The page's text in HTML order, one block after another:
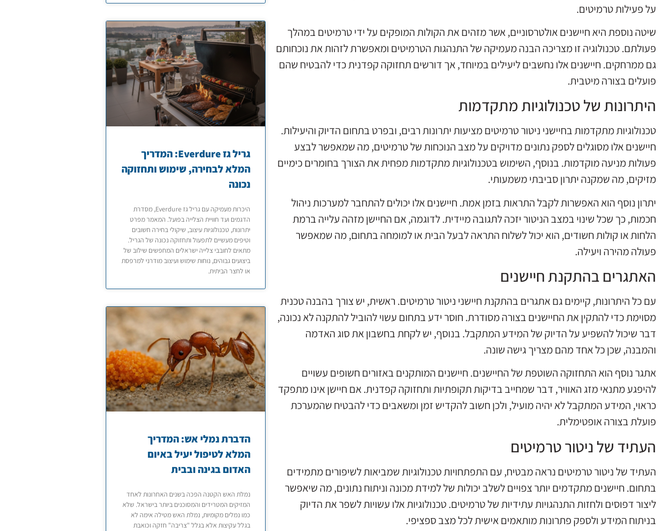
על פעילות טרמיטים.
שיטה נוספת היא חיישנים אולטרסוניים, אשר מזהים את הקולות המופקים על ידי טרמיטים במהלך
פעולתם. טכנולוגיה זו מצריכה הבנה מעמיקה של התנהגות הטרמיטים ומאפשרת לזהות את נוכחותם
גם ממרחקים. חיישנים אלו נחשבים ליעילים במיוחד, אך דורשים תחזוקה קפדנית כדי להבטיח שהם
פועלים בצורה מיטבית.
היתרונות של טכנולוגיות מתקדמות
טכנולוגיות מתקדמות בחיישני ניטור טרמיטים מציעות יתרונות רבים, ובפרט בתחום הדיוק והיעילות.
חיישנים אלו מסוגלים לספק נתונים מדויקים על מצב הנוכחות של טרמיטים, מה שמאפשר לבצע
פעולות מניעה מוקדמות. בנוסף, השימוש בטכנולוגיות מתקדמות מפחית את הצורך בחומרים כימיים
מזיקים, מה שמקנה יתרון סביבתי משמעותי.
יתרון נוסף הוא האפשרות לקבל התראות בזמן אמת. חיישנים אלו יכולים להתחבר למערכות ניהול
חכמות, כך שכל שינוי במצב הניטור יזכה לתגובה מיידית. לדוגמה, אם החיישן מזהה עלייה ברמת
הלחות או קולות חשודים, הוא יכול לשלוח התראה לבעל הבית או למומחה בתחום, מה שמאפשר
פעולה מהירה ויעילה.
האתגרים בהתקנת חיישנים
עם כל היתרונות, קיימים גם אתגרים בהתקנת חיישני ניטור טרמיטים. ראשית, יש צורך בהבנה טכנית
מסוימת כדי להתקין את החיישנים בצורה מסודרת. חוסר ידע בתחום עשוי להוביל להתקנה לא נכונה,
דבר שיכול להשפיע על הדיוק של המידע המתקבל. בנוסף, יש לקחת בחשבון את סוג האדמה
והמבנה, שכן כל אחד מהם מצריך גישה שונה.
אתגר נוסף הוא התחזוקה השוטפת של החיישנים. חיישנים המותקנים באזורים חשופים עשויים
להיפגע מתנאי מזג האוויר, דבר שמחייב בדיקות תקופתיות ותחזוקה קפדנית. אם חיישן אינו מתפקד
כראוי, המידע המתקבל לא יהיה מועיל, ולכן חשוב להקדיש זמן ומשאבים כדי להבטיח שהמערכת
פועלת בצורה אופטימלית.
העתיד של ניטור טרמיטים
העתיד של ניטור טרמיטים נראה מבטיח, עם התפתחויות טכנולוגיות שמביאות לשיפורים מתמידים
בתחום. חיישנים מתקדמים יותר צפויים לשלב יכולות של למידת מכונה וניתוח נתונים, מה שיאפשר
ליצור דפוסים ולחזות התנהגויות עתידיות של טרמיטים. טכנולוגיות אלו עשויות לשפר את הדיוק
בניתוח המידע ולספק פתרונות מותאמים אישית לכל מצב ספציפי.
גריל גז Everdure: המדריך
המלא לבחירה, שימוש ותחזוקה
נכונה
היכרות מעמיקה עם גריל גז Everdure, מסדרת
הדגמים ועד חוויית הצלייה בפועל. המאמר מפרט
יתרונות, טכנולוגיות עיצוב, שיקולי בחירה חשובים
וטיפים מעשיים לתפעול ותחזוקה נכונה של הגריל.
מתאים לחובבי צלייה ישראלים המחפשים שילוב של
ביצועים גבוהים, נוחות שימוש ועיצוב מודרני למרפסת
או לחצר הביתית.
הדברת נמלי אש: המדריך
המלא לטיפול יעיל באיום
האדום בגינה ובבית
נמלת האש הקטנה הפכה בשנים האחרונות לאחד
המזיקים המטרידים והמסוכנים ביותר בישראל. שלא
כמו נמלים מקומיות, נמלת האש מטילה אימה לא
בגלל עקיצות אלא בגלל "צריבה" חזקה וכואבת